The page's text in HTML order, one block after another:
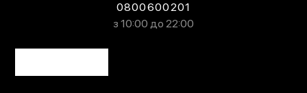
0800600201
з 10:00 до 22:00